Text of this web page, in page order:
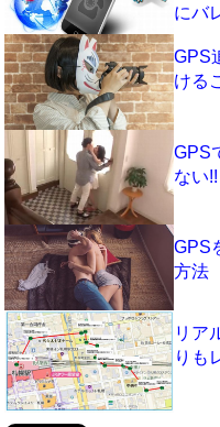
にバ
GPS
ける
GPS
ない!!
GPS
方法
リア
りも